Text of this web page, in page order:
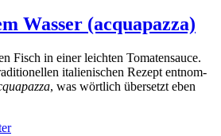
Wasser (acquapazza)
Fisch in einer leich­ten Toma­ten­sauce.
ita­lie­ni­schen Rezept ent­nom­
, was wört­lich über­setzt eben